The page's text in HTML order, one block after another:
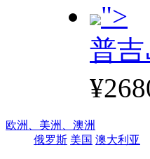
">
普
欧洲、 美洲、 澳洲
俄罗斯 美国 澳大利亚